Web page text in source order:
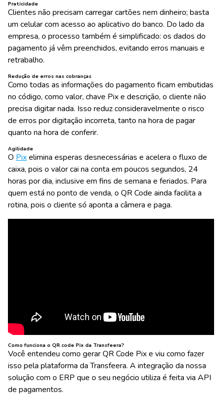
Praticidade
Clientes não precisam carregar cartões nem dinheiro; basta
um celular com acesso ao aplicativo do banco. Do lado da
empresa, o processo também é simplificado: os dados do
pagamento já vêm preenchidos, evitando erros manuais e
retrabalho.
Redução de erros nas cobranças
Como todas as informações do pagamento ficam embutidas
no código, como valor, chave Pix e descrição, o cliente não
precisa digitar nada. Isso reduz consideravelmente o risco
de erros por digitação incorreta, tanto na hora de pagar
quanto na hora de conferir.
Agilidade
O Pixelimina esperas desnecessárias e acelera o fluxo de
caixa, pois o valor cai na conta em poucos segundos, 24
horas por dia, inclusive em fins de semana e feriados. Para
quem está no ponto de venda, o QR Code ainda facilita a
rotina, pois o cliente só aponta a câmera e paga.
Como funciona o QR code Pix da Transfeera?
Você entendeu como gerar QR Code Pix e viu como fazer
isso pela plataforma da Transfeera. A integração da nossa
solução com o ERP que o seu negócio utiliza é feita via API
de pagamentos.